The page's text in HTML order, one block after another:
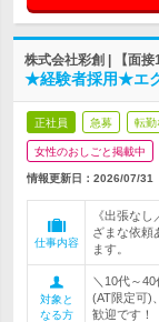
株式会社彩創 | 【面
★経験者採用★エ
正社員 急募 転勤
女性のおしごと掲載中
情報更新日：2026/07/31
仕事内容
《出張な
ざまな依頼
ます。
対象と
なる方
＼10代～
(AT限定可)
歓迎です！